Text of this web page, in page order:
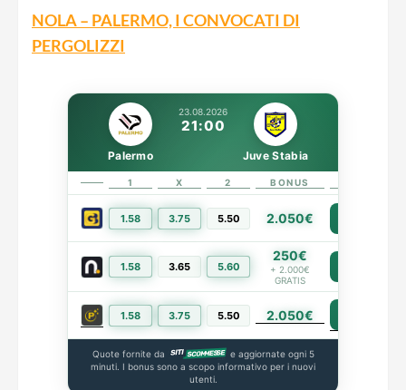
NOLA – PALERMO, I CONVOCATI DI
PERGOLIZZI
23.08.2026
21:00
Palermo Juve Stabia
1 X 2 BONUS
1.58 3.75 5.50 2.050€
1.58 3.65 5.60
250€
+ 2.000€
GRATIS
1.58 3.75 5.50 2.050€
Quote fornite da
e aggiornate ogni 5
minuti. I bonus sono a scopo informativo per i nuovi
utenti.